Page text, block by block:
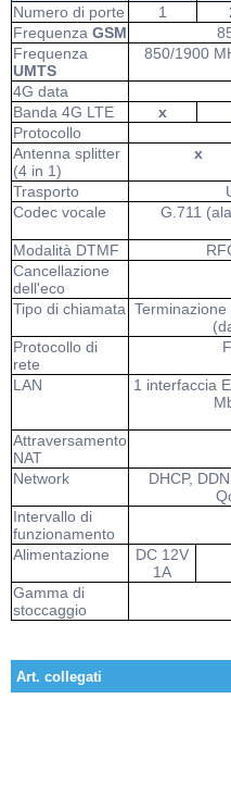
Numero di porte 1
Frequenza GSM
Frequenza
UMTS
850/1900
4G data
Banda 4G LTE
x
Protocollo
Antenna splitter
(4 in 1)
x
Trasporto
Codec vocale
G.711
Modalità DTMF
Cancellazione
dell'eco
Tipo di chiamata
Protocollo di
rete
LAN
1 interfaccia
Attraversamento
NAT
Network
DHCP,
Intervallo di
funzionamento
Alimentazione
DC 12V
1A
Gamma di
stoccaggio
Art. collegati